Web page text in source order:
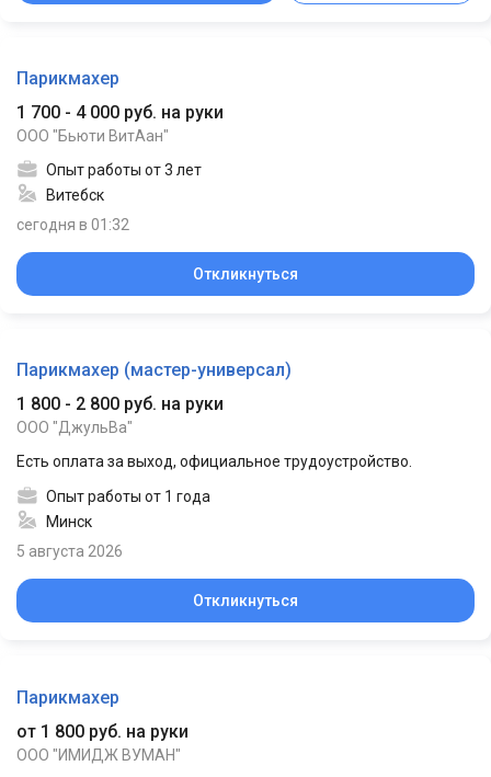
Парикмахер
1 700 - 4 000 руб. на руки
ООО "Бьюти ВитАан"
Опыт работы от 3 лет
Витебск
сегодня в 01:32
Откликнуться
Парикмахер (мастер-универсал)
1 800 - 2 800 руб. на руки
ООО "ДжульВа"
Есть оплата за выход, официальное трудоустройство.
Опыт работы от 1 года
Минск
5 августа 2026
Откликнуться
Парикмахер
от 1 800 руб. на руки
ООО "ИМИДЖ ВУМАН"